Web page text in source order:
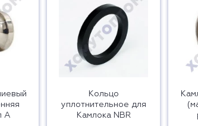
A
Кольцо
уплотнительное для
Камлока NBR